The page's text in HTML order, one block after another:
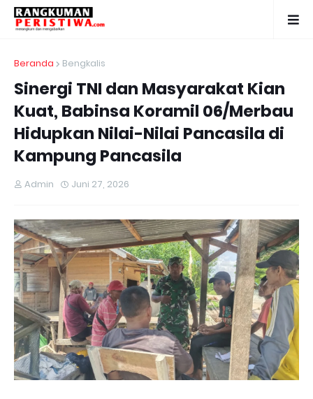
Beranda Bengkalis
Sinergi TNI dan Masyarakat Kian
Kuat, Babinsa Koramil 06/Merbau
Hidupkan Nilai-Nilai Pancasila di
Kampung Pancasila
Admin Juni 27, 2026